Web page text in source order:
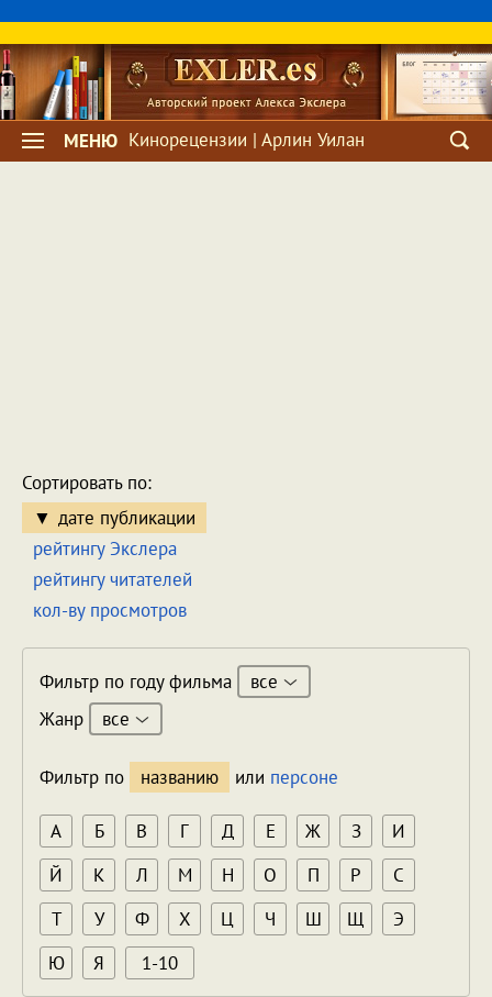
МЕНЮ Кинорецензии | Арлин Уилан
Сортировать по:
дате публикации
рейтингу Экслера
рейтингу читателей
кол-ву просмотров
Фильтр по году фильма
все
Жанр
все
Фильтр по названию или персоне
А Б В Г Д Е Ж З
И
Й
К Л М Н О П Р
С
Т
У Ф Х Ц Ч Ш Щ
Э
Ю
Я 1-10